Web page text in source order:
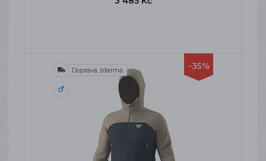
-35%
Doprava zdarma